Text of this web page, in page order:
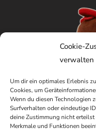
Cookie-
verwalten
Um dir ein optimales Erlebnis
Cookies, um
Wenn du diesen Technologien
Surfverhalten oder eindeutige
deine Zustimmung nicht
Merkmale und Funktionen